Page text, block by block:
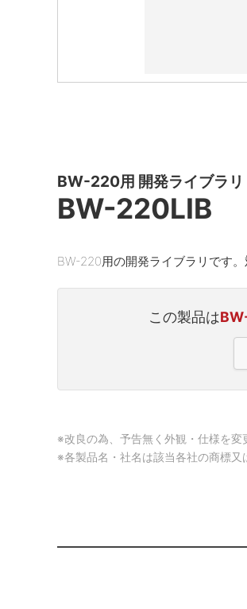
BW-220用 開発ライブラリ
BW-220LIB
BW-220用の開発ライブラリです
この製品は
※改良の為、予告無く外観・仕様を変
※各製品名・社名は該当各社の商標又